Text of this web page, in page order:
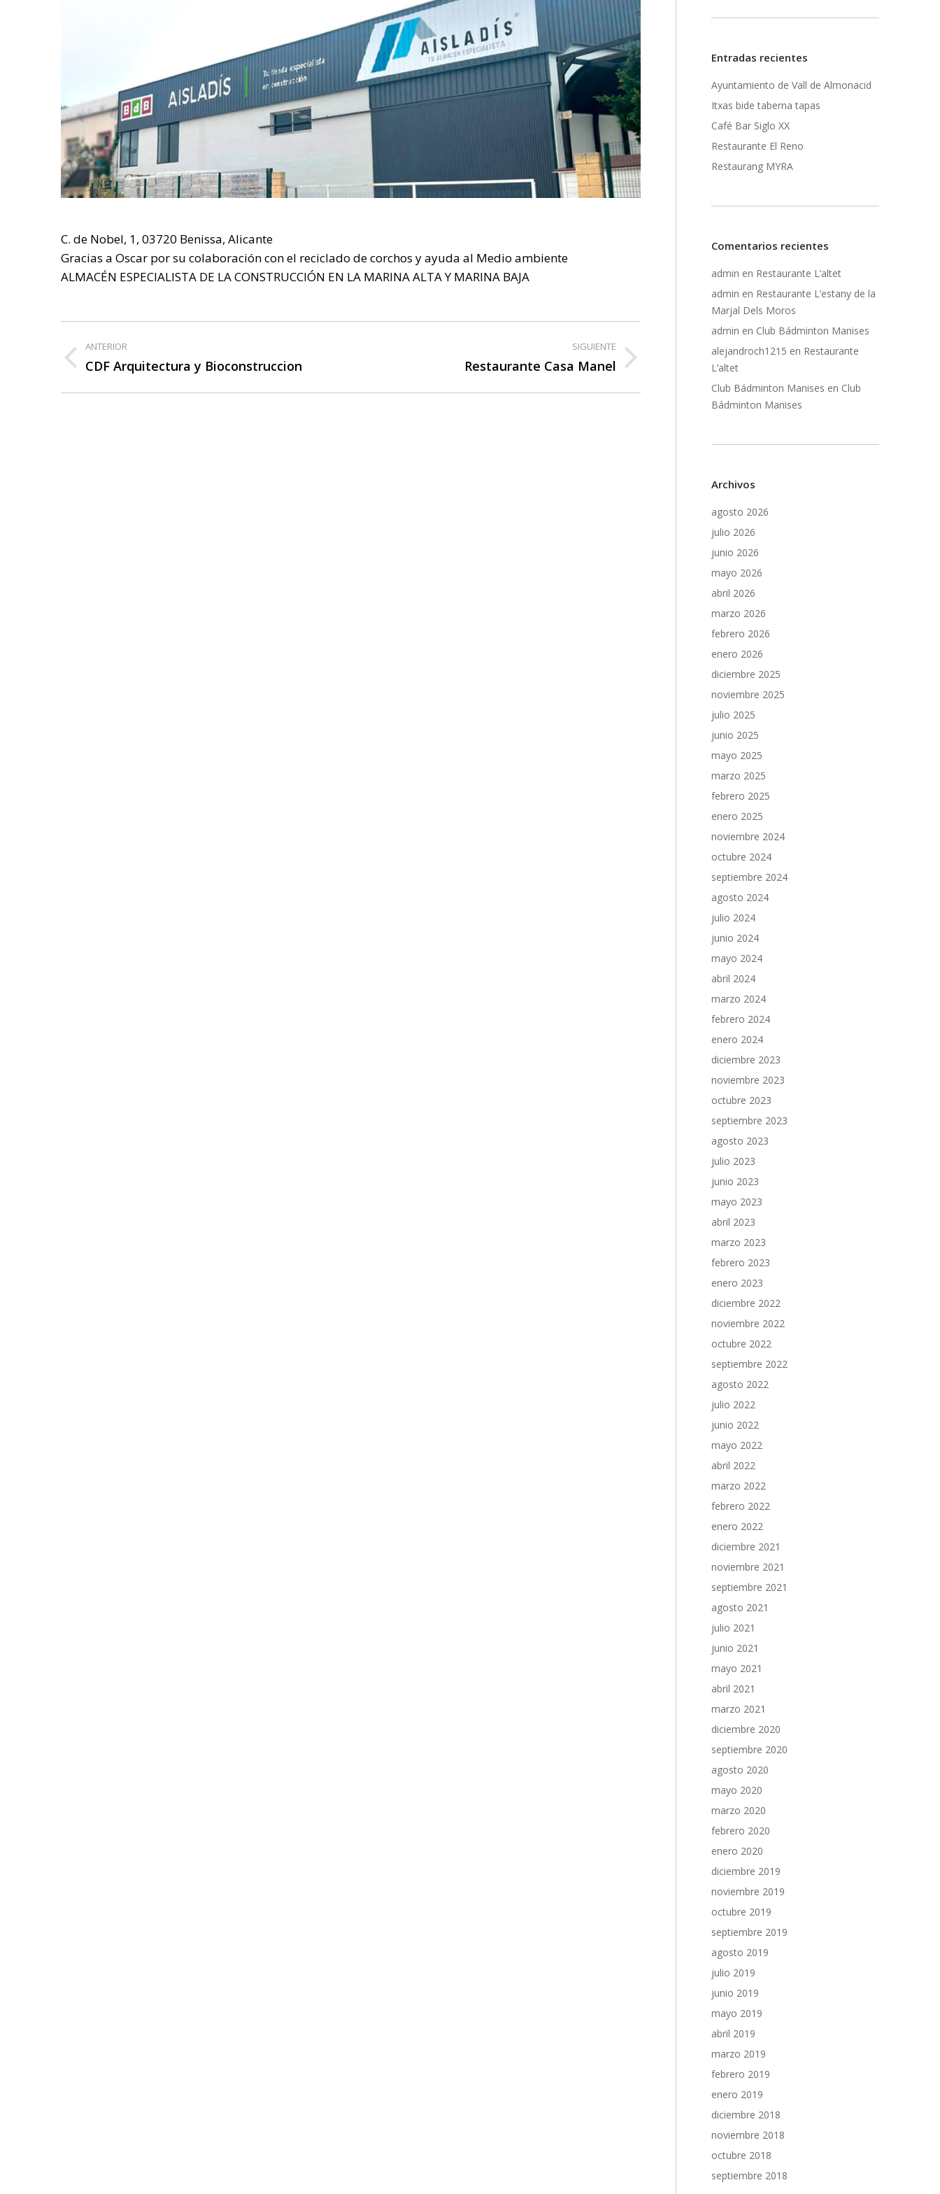
C. de Nobel, 1, 03720 Benissa, Alicante
Gracias a Oscar por su colaboración con el reciclado de corchos y ayuda al Medio ambiente
ALMACÉN ESPECIALISTA DE LA CONSTRUCCIÓN EN LA MARINA ALTA Y MARINA BAJA
Navegación
entre
publicaciones
ANTERIOR
Publicación
CDF Arquitectura y Bioconstruccion
SIGUIENTE
Restaurante Casa Manel
Entradas recientes
Ayuntamiento de Vall de Almonacid
Itxas bide taberna tapas
Café Bar Siglo XX
Restaurante El Reno
Restaurang MYRA
Comentarios recientes
admin en Restaurante L’altet
admin en Restaurante L’estany de la
Marjal Dels Moros
admin en Club Bádminton Manises
alejandroch1215 en Restaurante
L’altet
Club Bádminton Manises en Club
Bádminton Manises
Archivos
agosto 2026
julio 2026
junio 2026
mayo 2026
abril 2026
marzo 2026
febrero 2026
enero 2026
diciembre 2025
noviembre 2025
julio 2025
junio 2025
mayo 2025
marzo 2025
febrero 2025
enero 2025
noviembre 2024
octubre 2024
septiembre 2024
agosto 2024
julio 2024
junio 2024
mayo 2024
abril 2024
marzo 2024
febrero 2024
enero 2024
diciembre 2023
noviembre 2023
octubre 2023
septiembre 2023
agosto 2023
julio 2023
junio 2023
mayo 2023
abril 2023
marzo 2023
febrero 2023
enero 2023
diciembre 2022
noviembre 2022
octubre 2022
septiembre 2022
agosto 2022
julio 2022
junio 2022
mayo 2022
abril 2022
marzo 2022
febrero 2022
enero 2022
diciembre 2021
noviembre 2021
septiembre 2021
agosto 2021
julio 2021
junio 2021
mayo 2021
abril 2021
marzo 2021
diciembre 2020
septiembre 2020
agosto 2020
mayo 2020
marzo 2020
febrero 2020
enero 2020
diciembre 2019
noviembre 2019
octubre 2019
septiembre 2019
agosto 2019
julio 2019
junio 2019
mayo 2019
abril 2019
marzo 2019
febrero 2019
enero 2019
diciembre 2018
noviembre 2018
octubre 2018
septiembre 2018